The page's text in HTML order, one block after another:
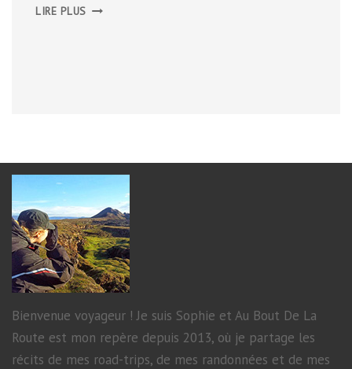
LIRE PLUS
Bienvenue voyageur ! Je suis Sophie et Au Bout De La
Route est mon repère depuis 2013, où je partage les
récits de mes road-trips, de mes randonnées et de mes